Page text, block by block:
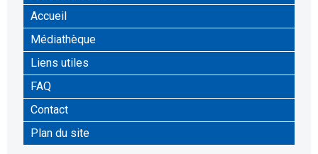
Accueil
Médiathèque
Liens utiles
FAQ
Contact
Plan du site